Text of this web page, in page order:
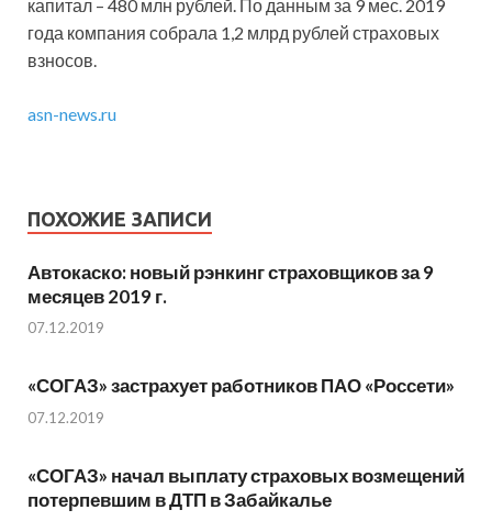
капитал – 480 млн рублей. По данным за 9 мес. 2019
года компания собрала 1,2 млрд рублей страховых
взносов.
asn-news.ru
ПОХОЖИЕ ЗАПИСИ
Автокаско: новый рэнкинг страховщиков за 9
месяцев 2019 г.
07.12.2019
«СОГАЗ» застрахует работников ПАО «Россети»
07.12.2019
«СОГАЗ» начал выплату страховых возмещений
потерпевшим в ДТП в Забайкалье